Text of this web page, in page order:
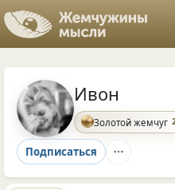
Ивон
Золотой жемчуг
Подписаться